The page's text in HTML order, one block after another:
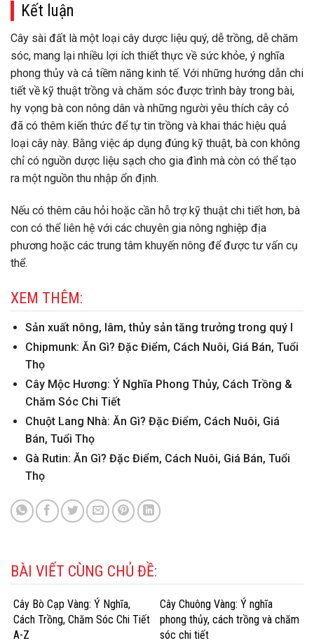
Kết luận
Cây sài đất là một loại cây dược liệu quý, dễ trồng, dễ chăm
sóc, mang lại nhiều lợi ích thiết thực về sức khỏe, ý nghĩa
phong thủy và cả tiềm năng kinh tế. Với những hướng dẫn chi
tiết về kỹ thuật trồng và chăm sóc được trình bày trong bài,
hy vọng bà con nông dân và những người yêu thích cây cỏ
đã có thêm kiến thức để tự tin trồng và khai thác hiệu quả
loại cây này. Bằng việc áp dụng đúng kỹ thuật, bà con không
chỉ có nguồn dược liệu sạch cho gia đình mà còn có thể tạo
ra một nguồn thu nhập ổn định.
Nếu có thêm câu hỏi hoặc cần hỗ trợ kỹ thuật chi tiết hơn, bà
con có thể liên hệ với các chuyên gia nông nghiệp địa
phương hoặc các trung tâm khuyến nông để được tư vấn cụ
thể.
XEM THÊM:
Sản xuất nông, lâm, thủy sản tăng trưởng trong quý I
Chipmunk: Ăn Gì? Đặc Điểm, Cách Nuôi, Giá Bán, Tuổi
Thọ
Cây Mộc Hương: Ý Nghĩa Phong Thủy, Cách Trồng &
Chăm Sóc Chi Tiết
Chuột Lang Nhà: Ăn Gì? Đặc Điểm, Cách Nuôi, Giá
Bán, Tuổi Thọ
Gà Rutin: Ăn Gì? Đặc Điểm, Cách Nuôi, Giá Bán, Tuổi
Thọ
BÀI VIẾT CÙNG CHỦ ĐỀ:
Cây Bò Cạp Vàng: Ý Nghĩa,
Cách Trồng, Chăm Sóc Chi Tiết
A-Z
Cây Chuông Vàng: Ý nghĩa
phong thủy, cách trồng và chăm
sóc chi tiết